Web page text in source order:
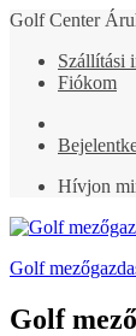
Golf Center
Szállítási
Fiókom
Hívjon
Golf
Golf